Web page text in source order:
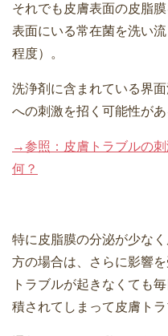
それでも皮膚表面の皮脂
表面にいる常在菌を洗い
程度）。
洗浄剤に含まれている界
への刺激を招く可能性があ
→参照：皮膚トラブルの
何？
特に皮脂膜の分泌が少な
方の場合は、さらに影響
トラブルが起きなくても
積されてしまって皮膚ト